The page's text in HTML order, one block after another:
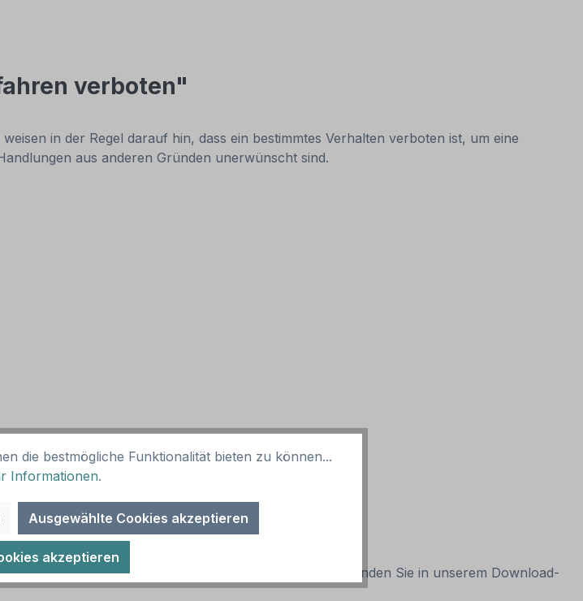
verboten"
in der Regel darauf hin, dass ein bestimmtes Verhalten verboten ist, um eine
aus anderen Gründen unerwünscht sind.
eine Übersicht aller verfügbaren Verbotszeichen finden Sie in unserem Download-
die bestmögliche Funktionalität bieten zu können...
Informationen.
Ausgewählte Cookies akzeptieren
akzeptieren